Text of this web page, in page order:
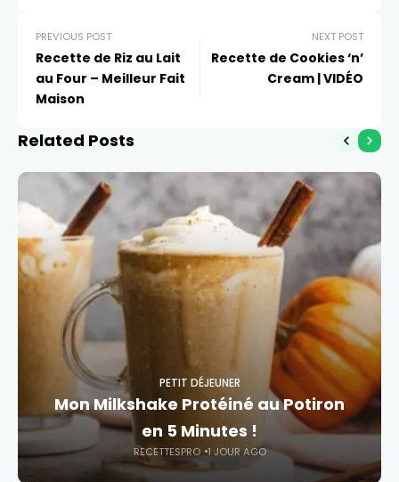
PREVIOUS POST
Recette de Riz au Lait
au Four – Meilleur Fait
Maison
NEXT POST
Recette de Cookies ‘n’
Cream | VIDÉO
Related Posts
PETIT DÉJEUNER
Mon Milkshake Protéiné au Potiron
en 5 Minutes !
RECETTESPRO 1 JOUR AGO